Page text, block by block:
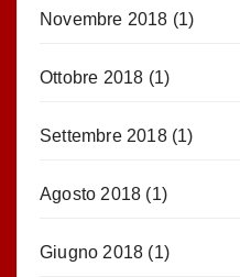
Novembre 2018 (1)
Ottobre 2018 (1)
Settembre 2018(1)
Agosto 2018 (1)
Giugno 2018 (1)